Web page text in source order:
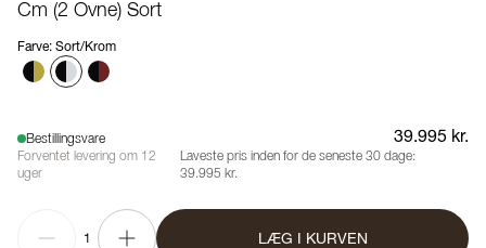
Cm (2 Ovne) Sort
Farve: Sort/Krom
Bestillingsvare
Forventet levering om 12
uger
39.995 kr.
Laveste pris inden for de seneste 30 dage:
39.995 kr.
1 LÆG I KURVEN